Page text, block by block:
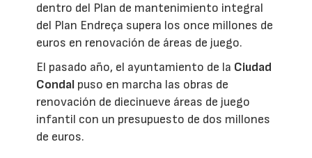
dentro del Plan de mantenimiento integral
del Plan Endreça supera los once millones de
euros en renovación de áreas de juego.
El pasado año, el ayuntamiento de la Ciudad
Condal puso en marcha las obras de
renovación de diecinueve áreas de juego
infantil con un presupuesto de dos millones
de euros.